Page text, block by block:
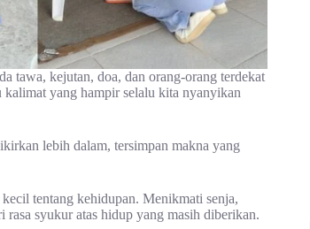
tawa, kejutan, doa, dan orang-orang terdekat
kalimat yang hampir selalu kita nyanyikan
lebih dalam, tersimpan makna yang
tentang kehidupan. Menikmati senja,
rasa syukur atas hidup yang masih diberikan.